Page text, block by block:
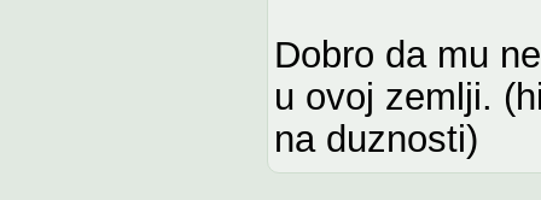
Dobro da mu
u ovoj zemlji.
na duznosti)